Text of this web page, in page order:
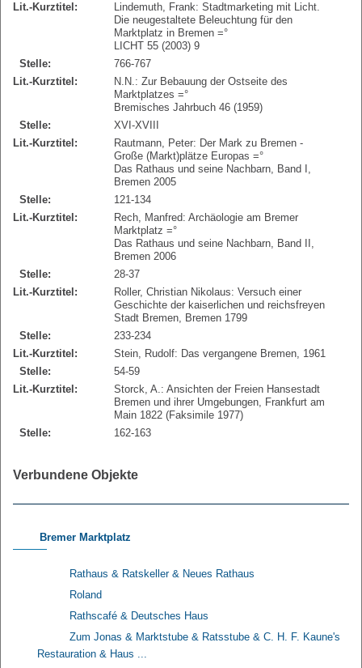
Lit.-Kurztitel:
Lindemuth, Frank: Stadtmarketing mit Licht.
Die neugestaltete Beleuchtung für den
Marktplatz in Bremen =°
LICHT 55 (2003) 9
Stelle:
766-767
Lit.-Kurztitel:
N.N.: Zur Bebauung der Ostseite des
Marktplatzes =°
Bremisches Jahrbuch 46 (1959)
Stelle:
XVI-XVIII
Lit.-Kurztitel:
Rautmann, Peter: Der Mark zu Bremen -
Große (Markt)plätze Europas =°
Das Rathaus und seine Nachbarn, Band I,
Bremen 2005
Stelle:
121-134
Lit.-Kurztitel:
Rech, Manfred: Archäologie am Bremer
Marktplatz =°
Das Rathaus und seine Nachbarn, Band II,
Bremen 2006
Stelle:
28-37
Lit.-Kurztitel:
Roller, Christian Nikolaus: Versuch einer
Geschichte der kaiserlichen und reichsfreyen
Stadt Bremen, Bremen 1799
Stelle:
233-234
Lit.-Kurztitel:
Stein, Rudolf: Das vergangene Bremen, 1961
Stelle:
54-59
Lit.-Kurztitel:
Storck, A.: Ansichten der Freien Hansestadt
Bremen und ihrer Umgebungen, Frankfurt am
Main 1822 (Faksimile 1977)
Stelle:
162-163
Verbundene Objekte
Bremer Marktplatz
Rathaus & Ratskeller & Neues Rathaus
Roland
Rathscafé & Deutsches Haus
Zum Jonas & Marktstube & Ratsstube & C. H. F. Kaune's
Restauration & Haus ...